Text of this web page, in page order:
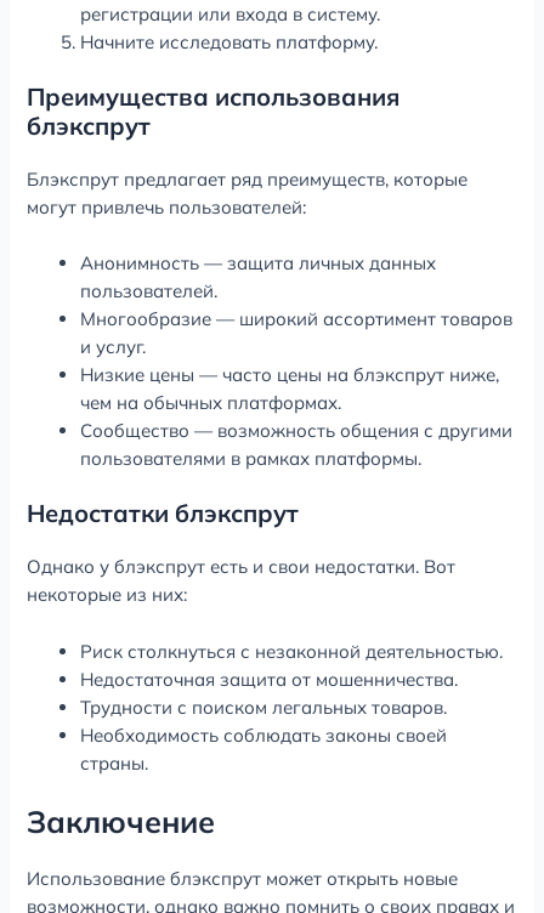
регистрации или входа в систему.
Начните исследовать платформу.
Преимущества использования
блэкспрут
Блэкспрут предлагает ряд преимуществ, которые
могут привлечь пользователей:
Анонимность — защита личных данных
пользователей.
Многообразие — широкий ассортимент товаров
и услуг.
Низкие цены — часто цены на блэкспрут ниже,
чем на обычных платформах.
Сообщество — возможность общения с другими
пользователями в рамках платформы.
Недостатки блэкспрут
Однако у блэкспрут есть и свои недостатки. Вот
некоторые из них:
Риск столкнуться с незаконной деятельностью.
Недостаточная защита от мошенничества.
Трудности с поиском легальных товаров.
Необходимость соблюдать законы своей
страны.
Заключение
Использование блэкспрут может открыть новые
возможности, однако важно помнить о своих правах и